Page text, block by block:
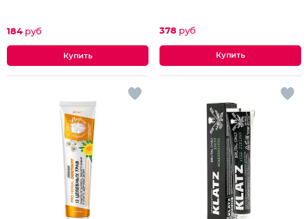
184 руб 378 руб